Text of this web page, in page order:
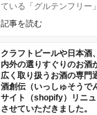
ている「グルテンフリー
粉に含まれるタンパク質
記事を読む
クラフトビールや日本酒
内外の選りすぐりのお酒
広く取り扱うお酒の専門
酒創伝（いっしゅそうで
サイト（shopify）リニ
させていただきました。